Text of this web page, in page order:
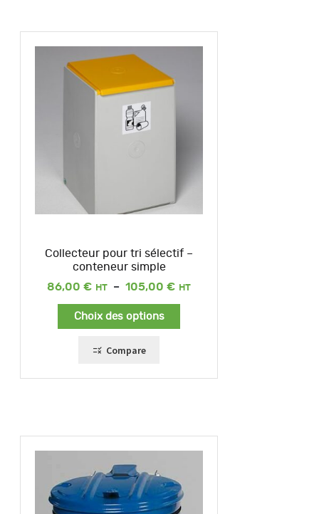
Collecteur pour tri sélectif –
conteneur simple
86,00 € – 105,00 €
Plage
Choix des options
Compare